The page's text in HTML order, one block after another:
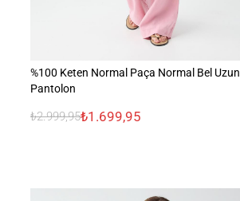
%100 Keten Normal Paça Normal Bel Uzun
Pantolon
₺2.999,95₺1.699,95